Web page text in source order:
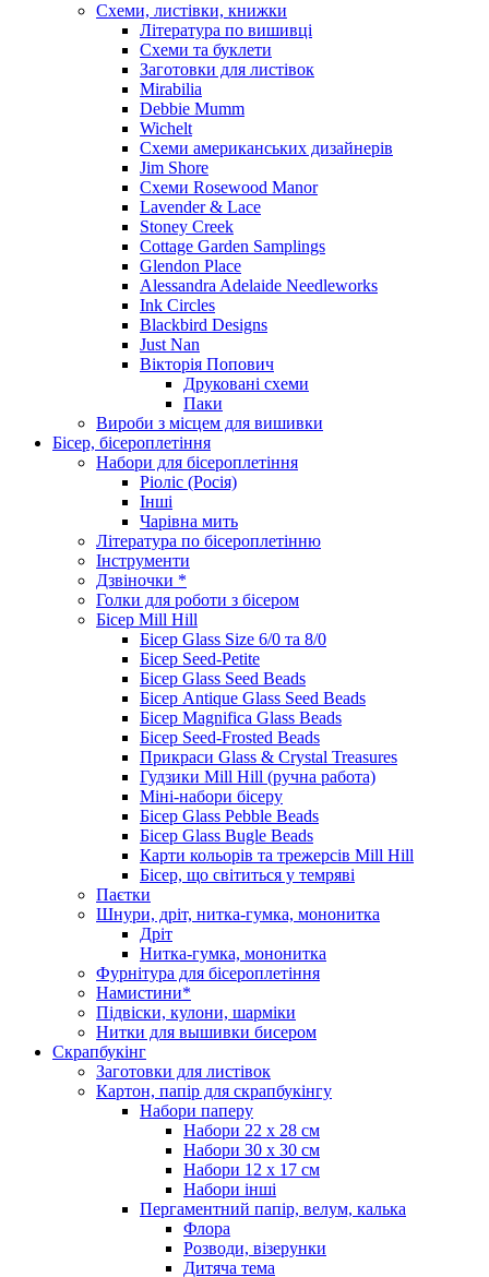
Схеми, листівки, книжки
Література по вишивці
Схеми та буклети
Заготовки для листівок
Mirabilia
Debbie Mumm
Wichelt
Схеми американських дизайнерів
Jim Shore
Cхеми Rosewood Manor
Lavender & Lace
Stoney Creek
Cottage Garden Samplings
Glendon Place
Alessandra Adelaide Needleworks
Ink Circles
Blackbird Designs
Just Nan
Вікторія Попович
Друковані схеми
Паки
Вироби з місцем для вишивки
Бісер, бісероплетіння
Набори для бісероплетіння
Ріоліс (Росія)
Інші
Чарівна мить
Література по бісероплетінню
Інструменти
Дзвіночки *
Голки для роботи з бісером
Бісер Mill Hill
Бісер Glass Size 6/0 та 8/0
Бісер Seed-Petite
Бісер Glass Seed Beads
Бісер Antique Glass Seed Beads
Бісер Magnifica Glass Beads
Бісер Seed-Frosted Beads
Прикраси Glass & Crystal Treasures
Гудзики Mill Hill (ручна работа)
Міні-набори бісеру
Бісер Glass Pebble Beads
Бісер Glass Bugle Beads
Карти кольорів та трежерсів Mill Hill
Бісер, що світиться у темряві
Паєтки
Шнури, дріт, нитка-гумка, мононитка
Дріт
Нитка-гумка, мононитка
Фурнітура для бісероплетіння
Намистини*
Підвіски, кулони, шарміки
Нитки для вышивки бисером
Скрапбукінг
Заготовки для листівок
Картон, папір для скрапбукінгу
Набори паперу
Набори 22 х 28 см
Набори 30 х 30 см
Набори 12 х 17 см
Набори інші
Пергаментний папір, велум, калька
Флора
Розводи, візерунки
Дитяча тема